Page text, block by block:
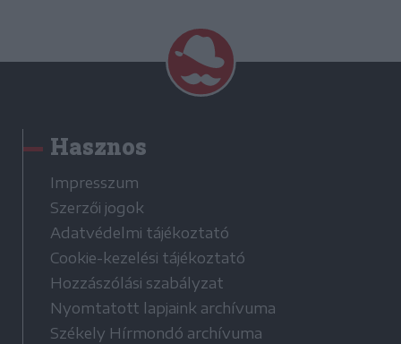
Hasznos
Impresszum
Szerzői jogok
Adatvédelmi tájékoztató
Cookie-kezelési tájékoztató
Hozzászólási szabályzat
Nyomtatott lapjaink archívuma
Székely Hírmondó archívuma